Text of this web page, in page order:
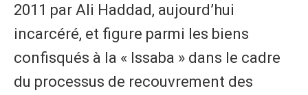
2011 par Ali Haddad, aujourd’hui
incarcéré, et figure parmi les biens
confisqués à la « Issaba » dans le cadre
du processus de recouvrement des